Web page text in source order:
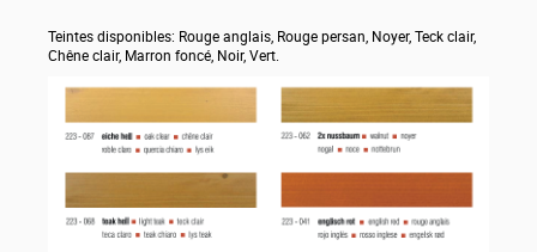
Teintes disponibles: Rouge anglais, Rouge persan, Noyer, Teck clair,
Chêne clair, Marron foncé, Noir, Vert.